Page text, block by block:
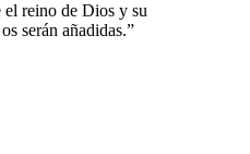
el reino de Dios y su
serán añadidas.”